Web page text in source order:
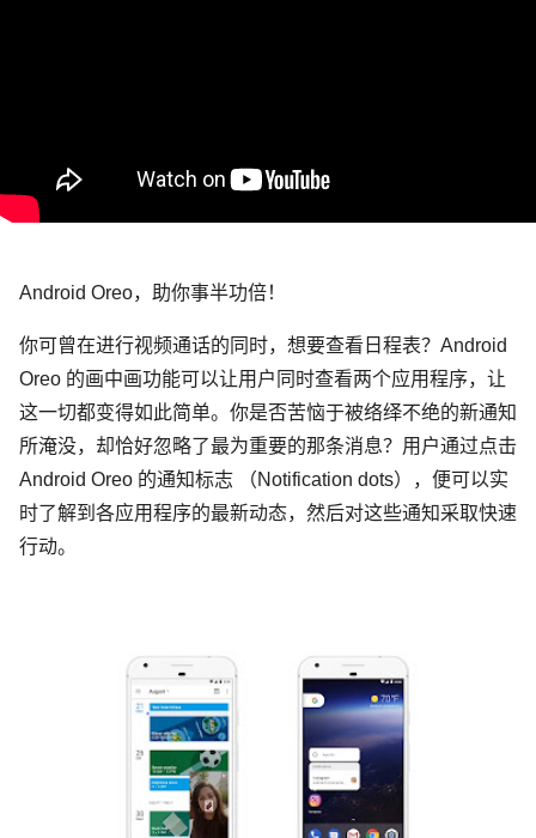
Android Oreo，助你事半功倍！
你可曾在进行视频通话的同时，想要查看日程表？Android
Oreo 的画中画功能可以让用户同时查看两个应用程序，让
这一切都变得如此简单。你是否苦恼于被络绎不绝的新通知
所淹没，却恰好忽略了最为重要的那条消息？用户通过点击
Android Oreo 的通知标志 （Notification dots），便可以实
时了解到各应用程序的最新动态，然后对这些通知采取快速
行动。